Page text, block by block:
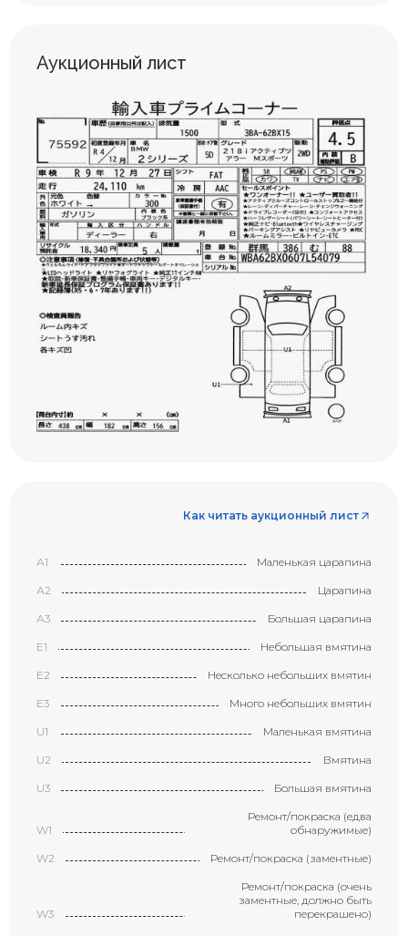
Аукционный лист
Как читать аукционный лист
А1 Маленькая царапина
А2 Царапина
А3 Большая царапина
Е1 Небольшая вмятина
Е2 Несколько небольших вмятин
Е3 Много небольших вмятин
U1 Маленькая вмятина
U2 Вмятина
U3 Большая вмятина
W1
Ремонт/покраска (едва
обнаружимые)
W2 Ремонт/покраска (заментные)
W3
Ремонт/покраска (очень
заментные, должно быть
перекрашено)